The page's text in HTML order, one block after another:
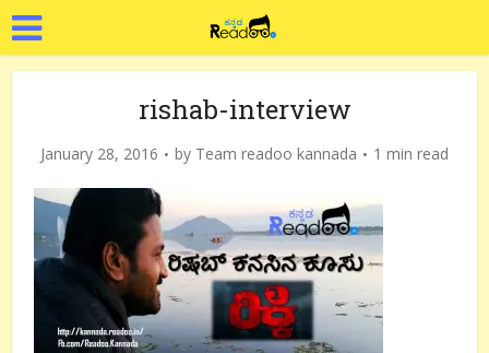
rishab-interview
January 28, 2016 by Team readoo kannada 1 min read